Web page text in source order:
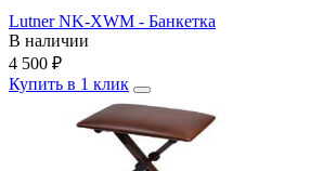
Lutner NK-XWM - Банкетка
В наличии
4 500 ₽
Купить в 1 клик